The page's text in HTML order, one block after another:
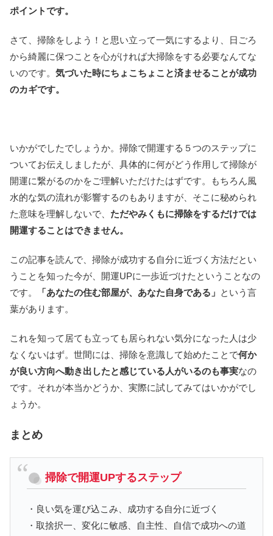
ポイントです。
さて、掃除をしよう！と思い立って一気にするより、日ごろ
から綺麗に保つことを心がければ大掃除をする必要なんてな
いのです。 気づいた時にちょこちょこと済ませることが成功
のカギです。
いかがでしたでしょうか。掃除で開運する５つのステップに
ついてお伝えしましたが、具体的に何がどう作用して掃除が
開運に繋がるのかをご理解いただけたはずです。もちろん風
水的な気の流れが影響するのもありますが、そこに秘められ
た意味を理解しないで、 ただやみくもに掃除をするだけでは
開運することはできません。
この記事を読んで、掃除が成功する自分に近づく方法だとい
うことを知った今が、開運UPに一歩近づけたということなの
です。
「あなたの住む部屋が、あなた自身である」 という言
葉があります。
これを知って居ても立っても居られない気分になった人は少
なくないはず。世間には、掃除を意識して始めたことで何か
が良い方向へ動き出したと感じている人がいるのも事実なの
です。それが本当かどうか、実際に試してみてはいかがでし
ょうか。
まとめ
掃除で開運UPするステップ
・良い気を運び込こみ、成功する自分に近づく
・取捨択一、変化に敏感、自主性、自信で成功への道